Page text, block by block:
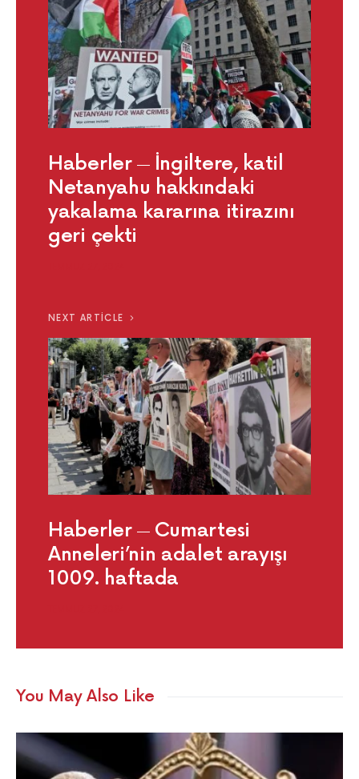
Haberler
İngiltere, katil
Netanyahu hakkındaki
yakalama kararına itirazını
geri çekti
NEXT ARTICLE
Haberler
Cumartesi
Anneleri’nin adalet arayışı
1009. haftada
You May Also Like